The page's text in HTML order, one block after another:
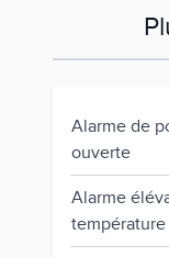
Alarme de
ouverte
Alarme
température